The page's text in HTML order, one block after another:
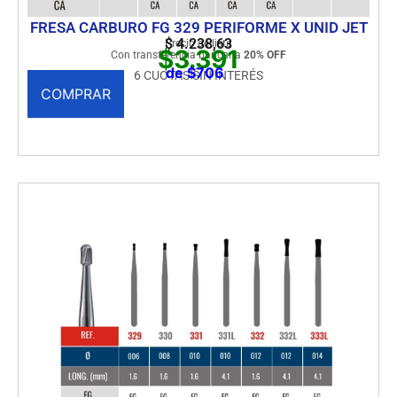
FRESA CARBURO FG 329 PERIFORME X UNID JET
Precio de lista
$4.238,63
Con transferencia bancaria 20% OFF
$3.391
6 CUOTAS SIN INTERÉS
de $706
COMPRAR